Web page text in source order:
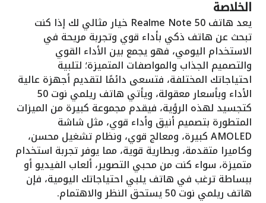
الخلاصة
يعد هاتف Realme Note 50 خيار مثالي لك إذا كنت
تبحث عن هاتف ذكي بأداء قوي وتجربة مريحة في
الاستخدام اليومي، فهو يجمع بين الأداء القوي
والتصميم الجذاب والمواصفات المتميزة؛ لتلبية
احتياجاتك المختلفة، فتسعى دائمًا لتقديم أجهزة عالية
الأداء وبأسعار معقولة، ويأتي هاتف ريلمي نوت 50
كتجسيد لهذه الرؤية، فيقدم مجموعة كبيرة من الميزات
المتطورة بتصميم أنيق وأداء قوي، مثل شاشة
AMOLED كبيرة، ومعالج قوي، ونظام تشغيل محسن،
وكاميرا متقدمة، وبطارية قوية، مما يوفر تجربة استخدام
متميزة، سواء كنت من محبي التصوير، ألعاب الفيديو أو
ببساطة ترغب في هاتف يلبي احتياجاتك اليومية، فإن
هاتف ريلمي نوت 50 يستحق النظر والاهتمام.